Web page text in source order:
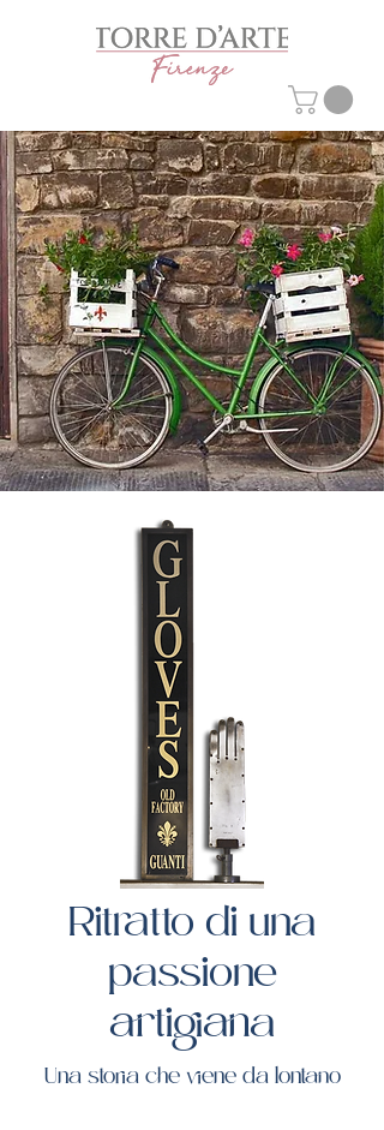
Ritratto di una
passione
artigiana
Una storia che viene da lontano